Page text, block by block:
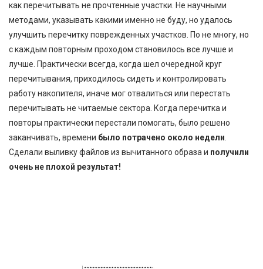
как перечитывать не прочтенные участки. Не научными
методами, указывать какими именно не буду, но удалось
улучшить перечитку поврежденных участков. По не многу, но
с каждым повторным проходом становилось все лучше и
лучше. Практически всегда, когда шел очередной круг
перечитывания, приходилось сидеть и контролировать
работу накопителя, иначе мог отвалиться или перестать
перечитывать не читаемые сектора. Когда перечитка и
повторы практически перестали помогать, было решено
заканчивать, времени было потрачено около недели
Сделали выливку файлов из вычитанного образа и получили
очень не плохой результат!